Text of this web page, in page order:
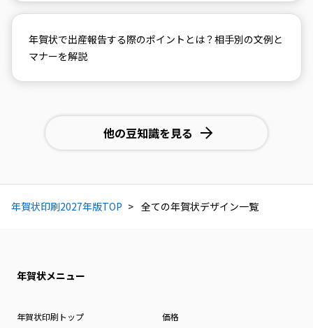
年賀状で出産報告する際のポイントとは？相手別の文例と
マナーを解説
他の豆知識を見る
年賀状印刷2027年版TOP 全ての年賀状デザイン一覧
年賀状メニュー
年賀状印刷トップ 価格